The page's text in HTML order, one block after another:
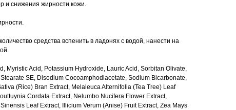
и снижения жирности кожи.
средства вспенить в ладонях с водой, нанести на
Myristic Acid, Potassium Hydroxide, Lauric Acid, Sorbitan Olivate,
SE, Disodium Cocoamphodiacetate, Sodium Bicarbonate,
(Rice) Bran Extract, Melaleuca Alternifolia (Tea Tree) Leaf
Cordata Extract, Nelumbo Nucifera Flower Extract,
Leaf Extract, Illicium Verum (Anise) Fruit Extract, Zea Mays